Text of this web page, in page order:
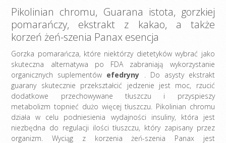
Pikolinian chromu, Guarana istota, gorzkiej
pomarańczy, ekstrakt z kakao, a także
korzeń żeń-szenia Panax esencja
Gorzka pomarańcza, które niektórzy dietetyków wybrać jako
skuteczna alternatywa po FDA zabraniają wykorzystanie
organicznych suplementów efedryny . Do asysty ekstrakt
guarany skutecznie przekształcić jedzenie jest moc, rzucić
dodatkowe przechowywane tłuszczu i przyspieszy
metabolizm topnieć dużo więcej tłuszczu. Pikolinian chromu
działa w celu podniesienia wydajności insuliny, która jest
niezbędna do regulacji ilości tłuszczu, który zapisany przez
organizm. Wyciąg z korzenia żeń-szenia Panax jest